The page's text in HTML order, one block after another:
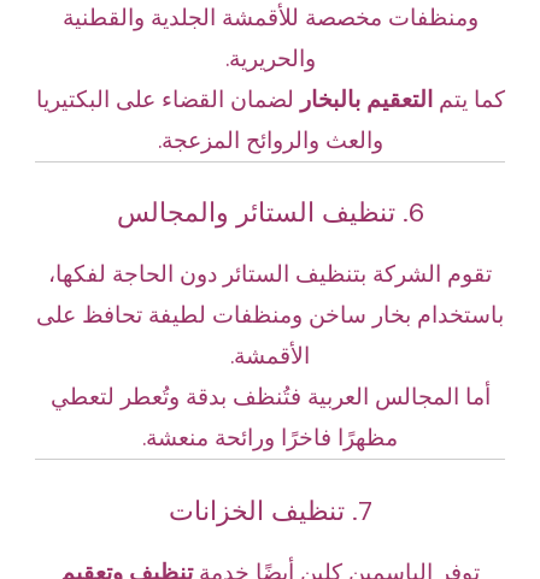
ومنظفات مخصصة للأقمشة الجلدية والقطنية
والحريرية.
كما يتمالتعقيم بالبخار لضمان القضاء على البكتيريا
والعث والروائح المزعجة.
6. تنظيف الستائر والمجالس
تقوم الشركة بتنظيف الستائر دون الحاجة لفكها،
باستخدام بخار ساخن ومنظفات لطيفة تحافظ على
الأقمشة.
أما المجالس العربية فتُنظف بدقة وتُعطر لتعطي
مظهرًا فاخرًا ورائحة منعشة.
7. تنظيف الخزانات
توفر الياسمين كلين أيضًا خدمةتنظيف وتعقيم